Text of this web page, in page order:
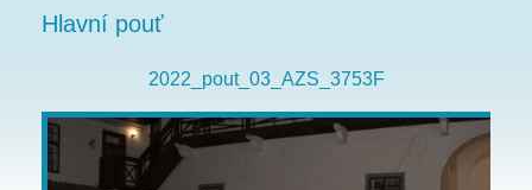
Hlavní pouť
2022_pout_03_AZS_3753F